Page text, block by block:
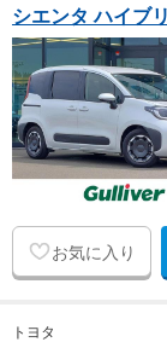
シエンタ ハイブ
お気に入り
トヨタ